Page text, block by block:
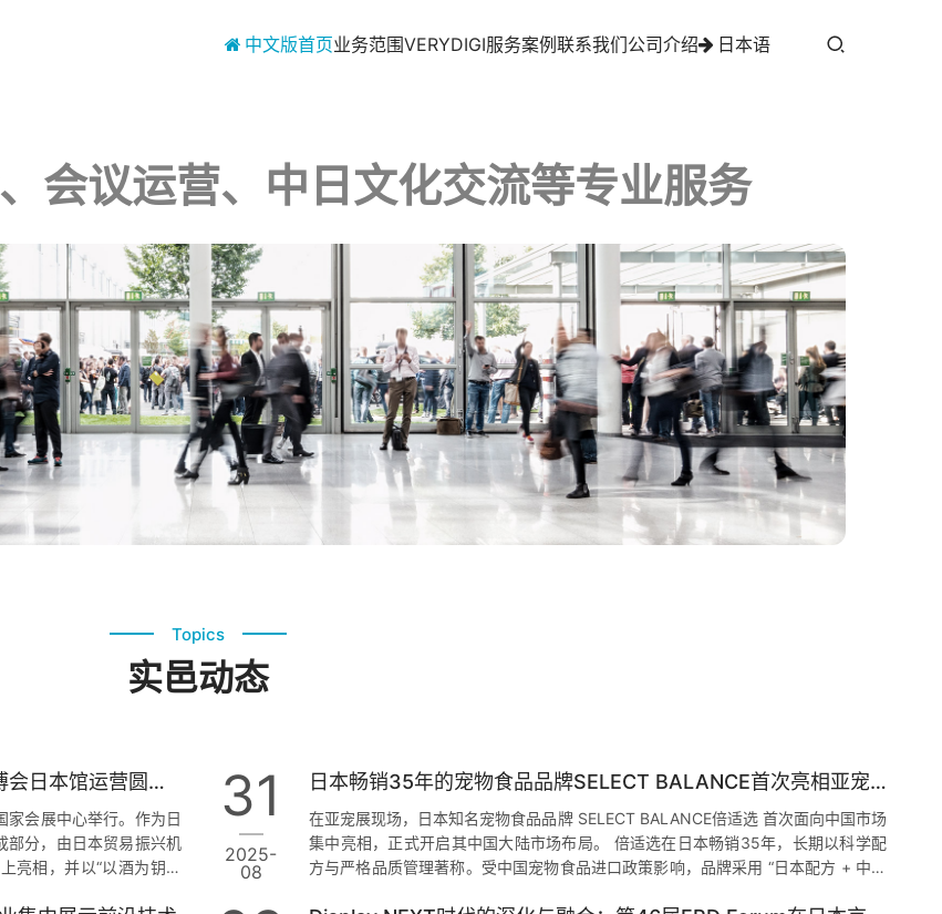
中文版首页业务范围VERYDIGI服务案例 联系我们公司介绍 日本语
会议运营、中日文化交流等专业服务
实邑动态
Topics
以酒为钥，开始新世界 —— 2025 第八届进博会日本馆运营圆满收官
家会展中心举行。作为日
部分，由日本贸易振兴机
亮相，并以“以酒为钥，
31
2025-
08
日本畅销35年的宠物食品品牌SELECT BALANCE首次亮相亚宠展
在亚宠展现场，日本知名宠物食品品牌 SELECT BALANCE倍适选 首次面向中国市场
集中亮相，正式开启其中国大陆市场布局。 倍适选在日本畅销35年，长期以科学配
方与严格品质管理著称。受中国宠物食品进口政策影响，品牌采用 “日本配方 + 中国